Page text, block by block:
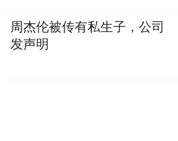
周杰伦被传有私生子，公司
发声明